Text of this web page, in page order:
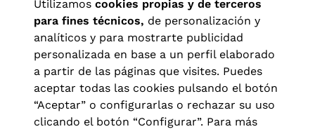
Utilizamos cookies propias y de terceros
para fines técnicos, de personalización y
analíticos y para mostrarte publicidad
personalizada en base a un perfil elaborado
a partir de las páginas que visites. Puedes
aceptar todas las cookies pulsando el botón
“Aceptar” o configurarlas o rechazar su uso
clicando el botón “Configurar”. Para más